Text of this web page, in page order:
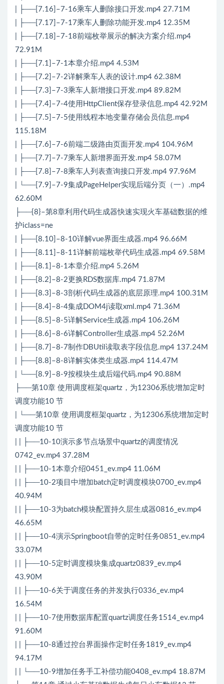
| ├──[7.16]–7-16乘车人删除接口开发.mp4 27.71M
| ├──[7.17]–7-17乘车人删除功能开发.mp4 12.35M
| ├──[7.18]–7-18前端枚举展示的解决方案介绍.mp4
72.91M
| ├──[7.1]–7-1本章介绍.mp4 4.53M
| ├──[7.2]–7-2详解乘车人表的设计.mp4 62.38M
| ├──[7.3]–7-3乘车人新增接口开发.mp4 89.82M
| ├──[7.4]–7-4使用HttpClient保存登录信息.mp4 42.92M
| ├──[7.5]–7-5使用线程本地变量存储会员信息.mp4
115.18M
| ├──[7.6]–7-6前端二级路由页面开发.mp4 104.96M
| ├──[7.7]–7-7乘车人新增界面开发.mp4 58.07M
| ├──[7.8]–7-8乘车人列表查询接口开发.mp4 97.96M
| └──[7.9]–7-9集成PageHelper实现后端分页（一）.mp4
62.60M
├──{8}–第8章利用代码生成器快速实现火车基础数据的维
护iclass=ne
| ├──[8.10]–8-10详解vue界面生成器.mp4 96.66M
| ├──[8.11]–8-11详解前端枚举代码生成器.mp4 69.58M
| ├──[8.1]–8-1本章介绍.mp4 5.26M
| ├──[8.2]–8-2更换RDS数据库.mp4 71.87M
| ├──[8.3]–8-3剖析代码生成器的底层原理.mp4 100.31M
| ├──[8.4]–8-4集成DOM4j读取xml.mp4 71.36M
| ├──[8.5]–8-5详解Service生成器.mp4 106.26M
| ├──[8.6]–8-6详解Controller生成器.mp4 52.26M
| ├──[8.7]–8-7制作DBUtil读取表字段信息.mp4 137.24M
| ├──[8.8]–8-8详解实体类生成器.mp4 114.47M
| └──[8.9]–8-9按模块生成后端代码.mp4 90.88M
├──第10章 使用调度框架quartz，为12306系统增加定时
调度功能10 节
| └──第10章 使用调度框架quartz，为12306系统增加定时
调度功能10 节
| | ├──10-10演示多节点场景中quartz的调度情况
0742_ev.mp4 37.28M
| | ├──10-1本章介绍0451_ev.mp4 11.06M
| | ├──10-2项目中增加batch定时调度模块0700_ev.mp4
40.94M
| | ├──10-3为batch模块配置持久层生成器0816_ev.mp4
46.65M
| | ├──10-4演示Springboot自带的定时任务0851_ev.mp4
33.07M
| | ├──10-5定时调度模块集成quartz0839_ev.mp4
43.90M
| | ├──10-6关于调度任务的并发执行0336_ev.mp4
16.54M
| | ├──10-7使用数据库配置quartz调度任务1514_ev.mp4
91.60M
| | ├──10-8通过控台界面操作定时任务1819_ev.mp4
94.17M
| | └──10-9增加任务手工补偿功能0408_ev.mp4 18.87M